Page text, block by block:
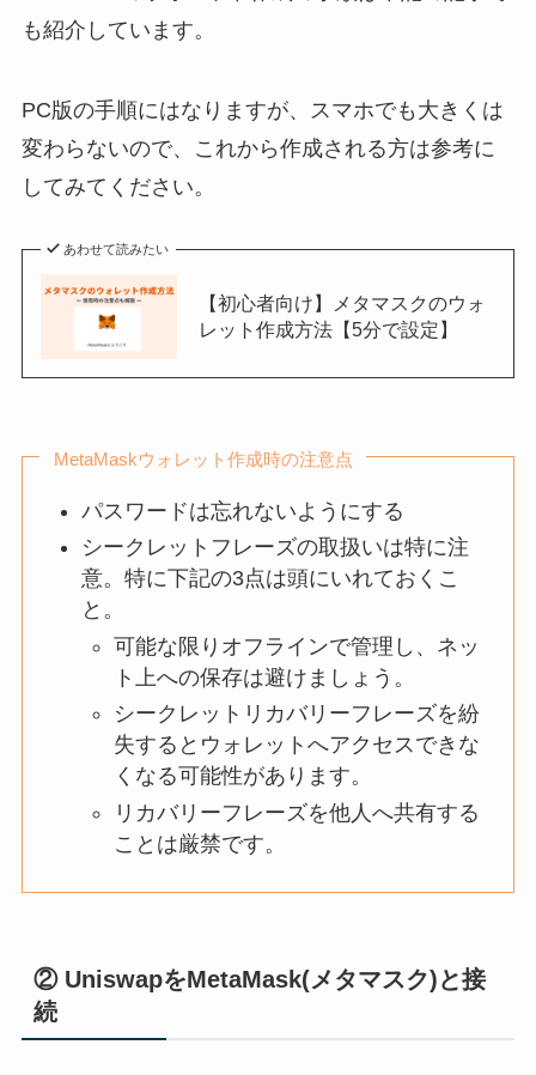
も紹介しています。
PC版の手順にはなりますが、スマホでも大きくは
変わらないので、これから作成される方は参考に
してみてください。
あわせて読みたい
【初心者向け】メタマスクのウォ
レット作成方法【5分で設定】
MetaMaskウォレット作成時の注意点
パスワードは忘れないようにする
シークレットフレーズの取扱いは特に注
意。特に下記の3点は頭にいれておくこ
と。
可能な限りオフラインで管理し、ネッ
ト上への保存は避けましょう。
シークレットリカバリーフレーズを紛
失するとウォレットへアクセスできな
くなる可能性があります。
リカバリーフレーズを他人へ共有する
ことは厳禁です。
② UniswapをMetaMask(メタマスク)と接
続